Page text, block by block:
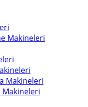
Makineleri
Makineleri
Makineleri